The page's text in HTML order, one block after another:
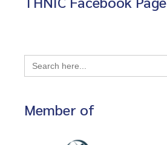
Search
for:
Member of